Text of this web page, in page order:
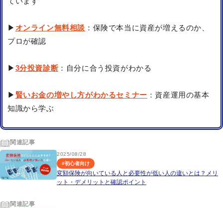
▶ オンライン無料相談 ：保険で本当に資産が増えるのか、
プロが確認
▶ 3分投資診断：自分に合う投資がわかる
▶ 賢いお金の増やし方がわかるセミナー ：資産運用の基本
知識から学ぶ
関連記事
2025/08/28
#初心者向け
変額保険が向いている人と必要性が低い人の違いとは？メリ
ット・デメリットと確認ポイント
関連記事